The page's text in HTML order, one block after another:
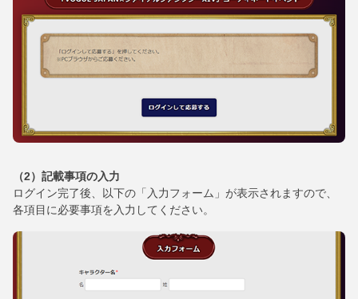
（2）記載事項の入力
ログイン完了後、以下の「入力フォーム」が表示されますので、
各項目に必要事項を入力してください。